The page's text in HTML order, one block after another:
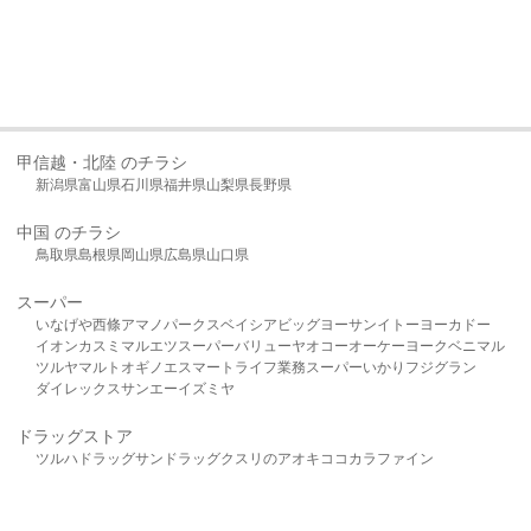
甲信越・北陸 のチラシ
新潟県富山県石川県福井県山梨県長野県
中国 のチラシ
鳥取県島根県岡山県広島県山口県
スーパー
いなげや西條アマノパークスベイシア ビッグヨーサンイトーヨーカドー
イオンカスミ マルエツスーパーバリューヤオコーオーケー ヨークベニマル
ツルヤマルト オギノ エスマート ライフ業務スーパーいかり フジグラン
ダイレックスサンエーイズミヤ
ドラッグストア
ツルハドラッグサンドラッグクスリのアオキ ココカラファイン